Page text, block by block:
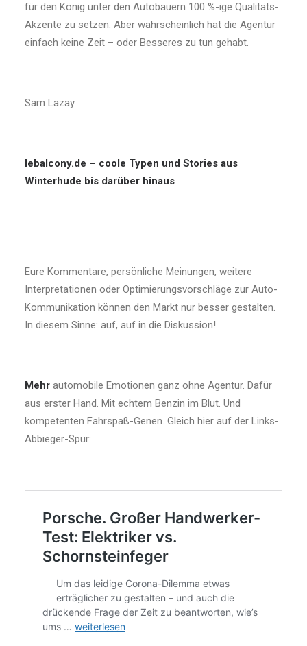
für den König unter den Autobauern 100 %-ige Qualitäts-
Akzente zu setzen. Aber wahrscheinlich hat die Agentur
einfach keine Zeit – oder Besseres zu tun gehabt.
Sam Lazay
lebalcony.de – coole Typen und Stories aus
Winterhude bis darüber hinaus
Eure Kommentare, persönliche Meinungen, weitere
Interpretationen oder Optimierungsvorschläge zur Auto-
Kommunikation können den Markt nur besser gestalten.
In diesem Sinne: auf, auf in die Diskussion!
Mehr automobile Emotionen ganz ohne Agentur. Dafür
aus erster Hand. Mit echtem Benzin im Blut. Und
kompetenten Fahrspaß-Genen. Gleich hier auf der Links-
Abbieger-Spur: